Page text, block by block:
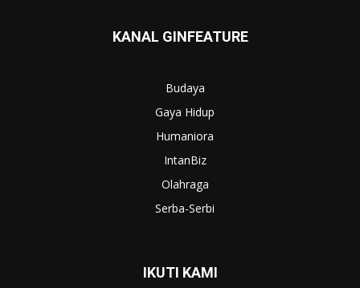
KANAL GINFEATURE
Budaya
Gaya Hidup
Humaniora
IntanBiz
Olahraga
Serba-Serbi
IKUTI KAMI